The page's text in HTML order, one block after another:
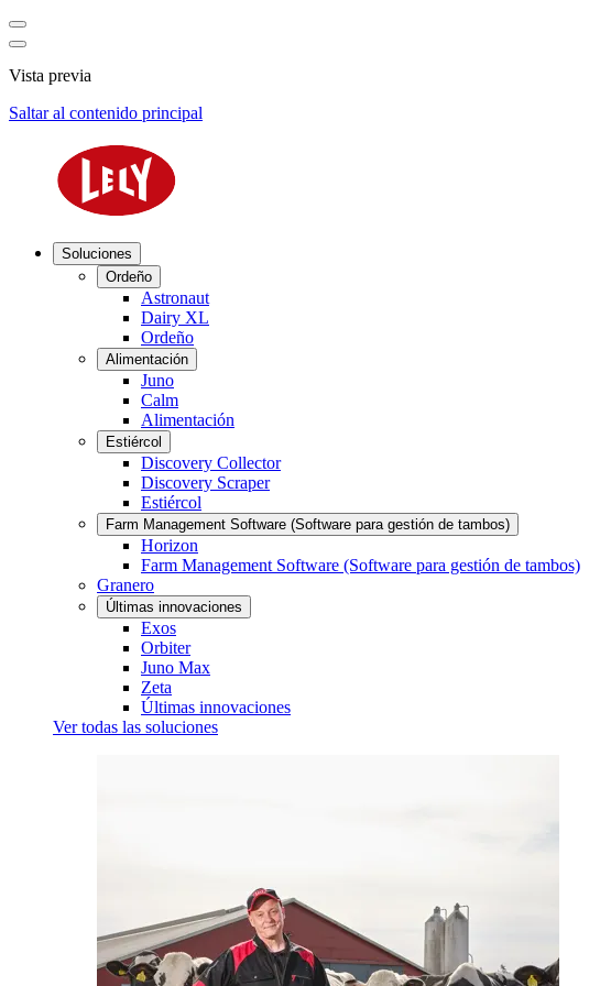
Vista previa
Saltar al contenido principal
Soluciones
Ordeño
Astronaut
Dairy XL
Ordeño
Alimentación
Juno
Calm
Alimentación
Estiércol
Discovery Collector
Discovery Scraper
Estiércol
Farm Management Software (Software para gestión de tambos)
Horizon
Farm Management Software (Software para gestión de tambos)
Granero
Últimas innovaciones
Exos
Orbiter
Juno Max
Zeta
Últimas innovaciones
Ver todas las soluciones